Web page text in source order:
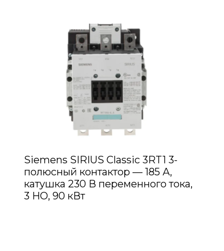
Siemens SIRIUS Classic 3RT1 3-
полюсный контактор — 185 А,
катушка 230 В переменного тока,
3 НО, 90 кВт